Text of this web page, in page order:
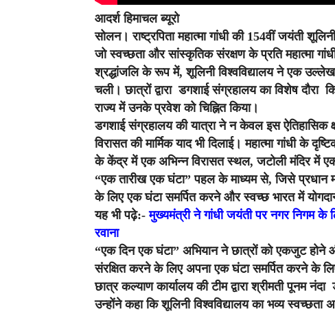
आदर्श हिमाचल ब्यूरो
सोलन। राष्ट्रपिता महात्मा गांधी की 154वीं जयंती
जो स्वच्छता और सांस्कृतिक संरक्षण के प्रति महात्मा
श्रद्धांजलि के रूप में, शूलिनी विश्वविद्यालय ने एक
चली। छात्रों द्वारा डगशाई संग्रहालय का विशेष दौरा
राज्य में उनके प्रवेश को चिह्नित किया।
डगशाई संग्रहालय की यात्रा ने न केवल इस ऐतिहासिक
विरासत की मार्मिक याद भी दिलाई। महात्मा गांधी के
के केंद्र में एक अभिन्न विरासत स्थल, जटोली मंदिर में
“एक तारीख एक घंटा” पहल के माध्यम से, जिसे प्रधान
के लिए एक घंटा समर्पित करने और स्वच्छ भारत में
यह भी पढ़े:-मुख्यमंत्री ने गांधी जयंती पर नगर निगम के
रवाना
“एक दिन एक घंटा” अभियान ने छात्रों को एकजुट
संरक्षित करने के लिए अपना एक घंटा समर्पित करने के
छात्र कल्याण कार्यालय की टीम द्वारा श्रीमती पूनम
उन्होंने कहा कि शूलिनी विश्वविद्यालय का भव्य